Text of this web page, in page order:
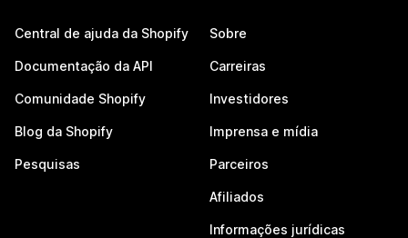
Central de ajuda da Shopify
Documentação da API
Comunidade Shopify
Blog da Shopify
Pesquisas
Sobre
Carreiras
Investidores
Imprensa e mídia
Parceiros
Afiliados
Informações jurídicas